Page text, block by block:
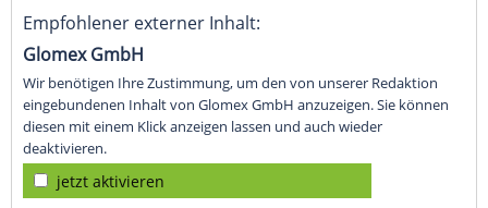
Empfohlener externer Inhalt:
Glomex GmbH
Wir benötigen Ihre Zustimmung, um den von unserer Redaktion
eingebundenen Inhalt von Glomex GmbH anzuzeigen. Sie können
diesen mit einem Klick anzeigen lassen und auch wieder
deaktivieren.
jetzt aktivieren